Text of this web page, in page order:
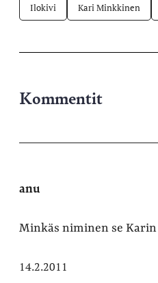
Ilokivi Kari Minkkinen
Kommentit
anu
Minkäs niminen se
14.2.2011